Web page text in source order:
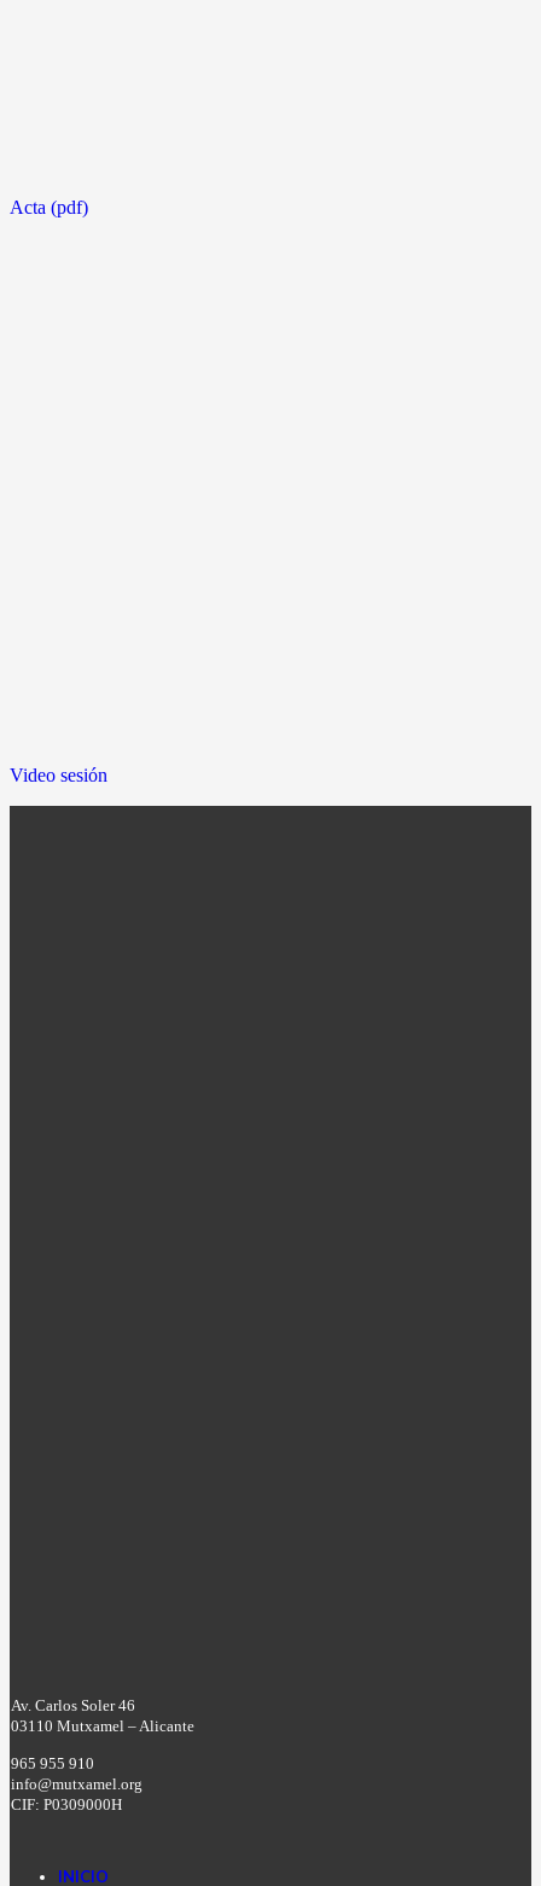
Acta (pdf)
Video sesión
Av. Carlos Soler 46
03110 Mutxamel – Alicante
965 955 910
info@mutxamel.org
CIF: P0309000H
INICIO